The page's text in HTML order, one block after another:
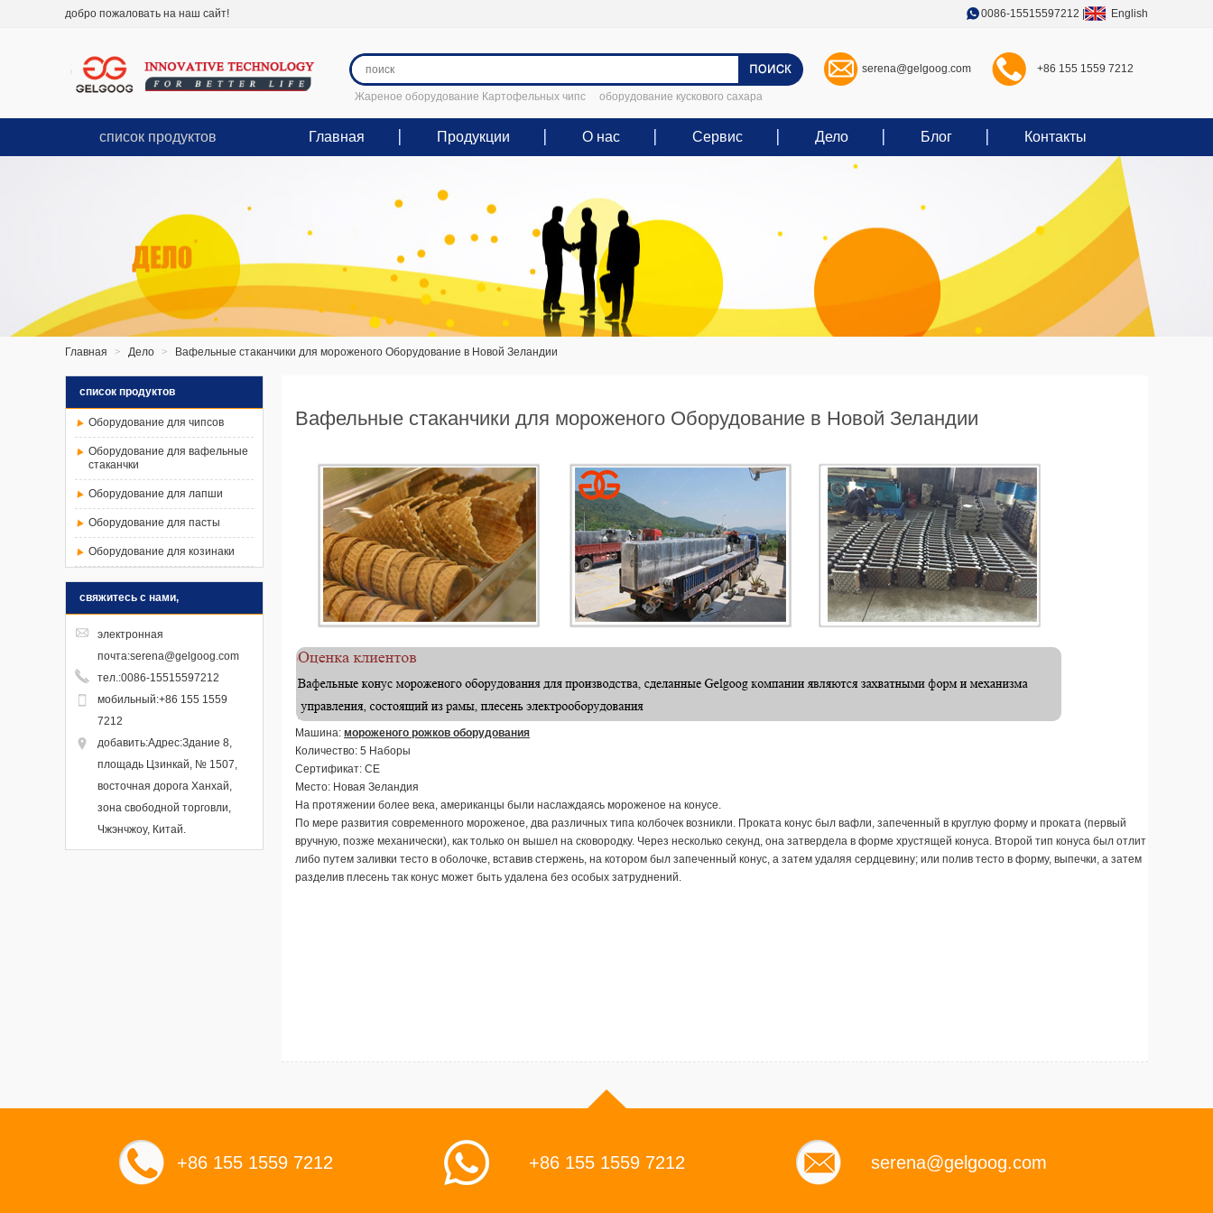
добро пожаловать на наш сайт! 0086-15515597212 English
Жареное оборудование Картофельных чипс оборудование кускового сахара
serena@gelgoog.com +86 155 1559 7212
список продуктов Главная Продукции О нас Сервис Дело Блог Контакты
Главная > Дело > Вафельные стаканчики для мороженого Оборудование в Новой Зеландии
Вафельные стаканчики для мороженого Оборудование в Новой Зеландии
Машина: мороженого рожков оборудования
Количество: 5 Наборы
Сертификат: CE
Место: Новая Зеландия
На протяжении более века, американцы были наслаждаясь мороженое на конусе.
По мере развития современного мороженое, два различных типа колбочек возникли. Проката конус был вафли, запеченный в круглую форму и проката (первый
вручную, позже механически), как только он вышел на сковородку. Через несколько секунд, она затвердела в форме хрустящей конуса. Второй тип конуса был отлит
либо путем заливки тесто в оболочке, вставив стержень, на котором был запеченный конус, а затем удаляя сердцевину; или полив тесто в форму, выпечки, а затем
разделив плесень так конус может быть удалена без особых затруднений.
список продуктов
Оборудование для чипсов
Оборудование для вафельные
стаканчки
Оборудование для лапши
Оборудование для пасты
Оборудование для козинаки
свяжитесь с нами,
электронная
почта:serena@gelgoog.com
тел.:0086-15515597212
мобильный:+86 155 1559
7212
добавить:Адрес:Здание 8,
площадь Цзинкай, № 1507,
восточная дорога Ханхай,
зона свободной торговли,
Чжэнчжоу, Китай.
+86 155 1559 7212 +86 155 1559 7212 serena@gelgoog.com